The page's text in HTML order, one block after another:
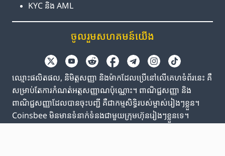
KYC និង AML
ចូលរួម​សហគមន៍​យើង
ឈ្មោះផលិតផល, និមិត្តសញ្ញា និងម៉ាកដែលប្រើនៅលើគេហទំព័រនេះ គឺ
សម្រាប់តែការកំណត់អត្តសញ្ញាណប៉ុណ្ណោះ។ ពាណិជ្ជសញ្ញា និង
ពាណិជ្ជសញ្ញាដែលបានចុះបញ្ជី គឺជាកម្មសិទ្ធិរបស់ម្ចាស់រៀងៗខ្លួន។
Coinsbee មិនមានទំនាក់ទំនងជាមួយក្រុមហ៊ុនរៀងៗខ្លួនទេ។